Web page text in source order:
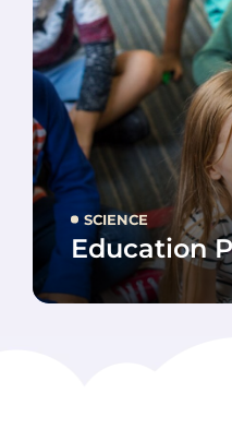
SCIENCE
Education